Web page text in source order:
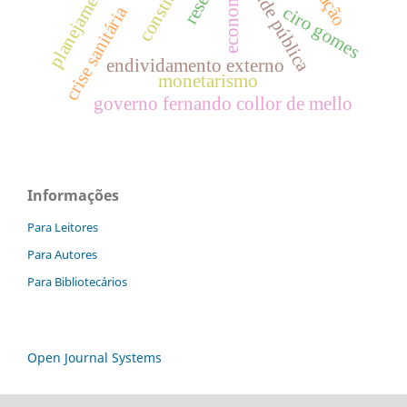
endividamento externosaúde pública
monetarismo
crise sanitáriagoverno fernando collor de mello
ciro gomes
Informações
Para Leitores
Para Autores
Para Bibliotecários
Open Journal Systems